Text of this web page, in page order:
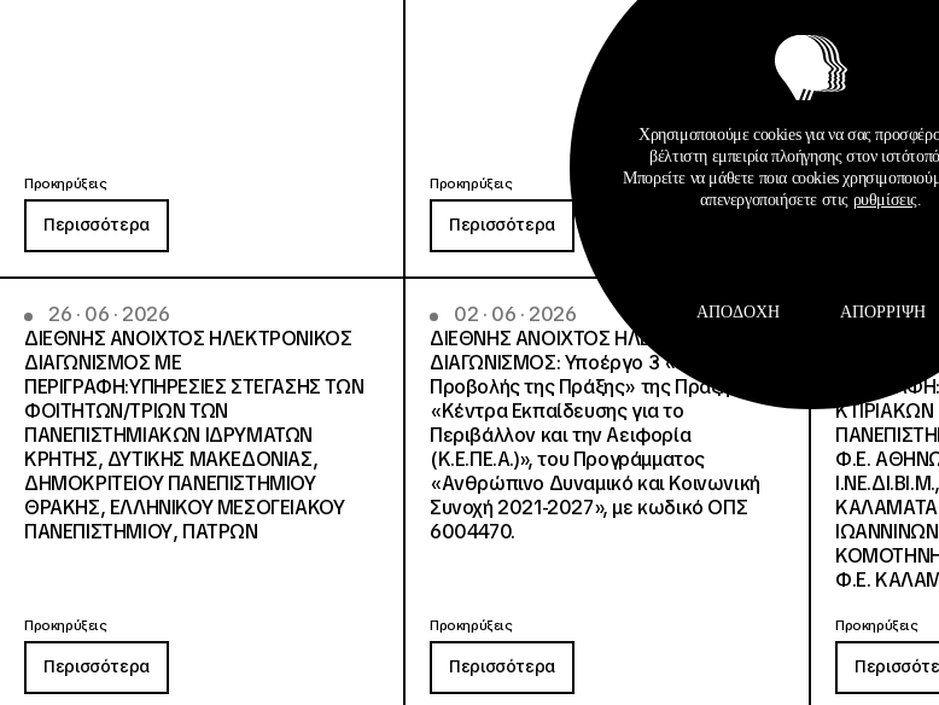
Προκηρύξεις
Περισσότερα
Προκηρύξεις
Περισσότερα
Προκηρύξεις
26 · 06 · 2026
ΔΙΕΘΝΗΣ ΑΝΟΙΧΤΟΣ ΗΛΕΚΤΡΟΝΙΚΟΣ
ΔΙΑΓΩΝΙΣΜΟΣ ΜΕ
ΠΕΡΙΓΡΑΦΗ:ΥΠΗΡΕΣΙΕΣ ΣΤΕΓΑΣΗΣ ΤΩΝ
ΦΟΙΤΗΤΩΝ/ΤΡΙΩΝ ΤΩΝ
ΠΑΝΕΠΙΣΤΗΜΙΑΚΩΝ ΙΔΡΥΜΑΤΩΝ
KΡΗΤΗΣ, ΔΥΤΙΚΗΣ ΜΑΚΕΔΟΝΙΑΣ,
ΔΗΜΟΚΡΙΤΕΙΟΥ ΠΑΝΕΠΙΣΤΗΜΙΟΥ
ΘΡΑΚΗΣ, ΕΛΛΗΝΙΚΟΥ ΜΕΣΟΓΕΙΑΚΟΥ
ΠΑΝΕΠΙΣΤΗΜΙΟΥ, ΠΑΤΡΩΝ
Προκηρύξεις
Περισσότερα
02 · 06 · 2026
ΔΙΕΘΝΗΣ ΑΝΟΙΧΤΟΣ ΗΛΕΚΤΡΟΝΙΚΟΣ
ΔΙΑΓΩΝΙΣΜΟΣ: Υποέργο 3 «Υλικό
Προβολής της Πράξης» της Πράξης
«Κέντρα Εκπαίδευσης για το
Περιβάλλον και την Αειφορία
(Κ.Ε.ΠΕ.Α.)», του Προγράμματος
«Ανθρώπινο Δυναμικό και Κοινωνική
Συνοχή 2021-2027», με κωδικό ΟΠΣ
6004470.
Προκηρύξεις
Περισσότερα
26 · 05 ·
ΔΙΕΘΝΗΣ
Φ.Ε.
Φ.Ε.
Προκηρύξεις
Χρησιμοποιούμε cookies για να σας
βέλτιστη εμπειρία πλοήγησης στον
Μπορείτε να μάθετε ποια cookies
απενεργοποιήσετε στις ρυθμίσεις
ΑΠΟΔΟΧΉ ΑΠΌΡΡΙΨΗ